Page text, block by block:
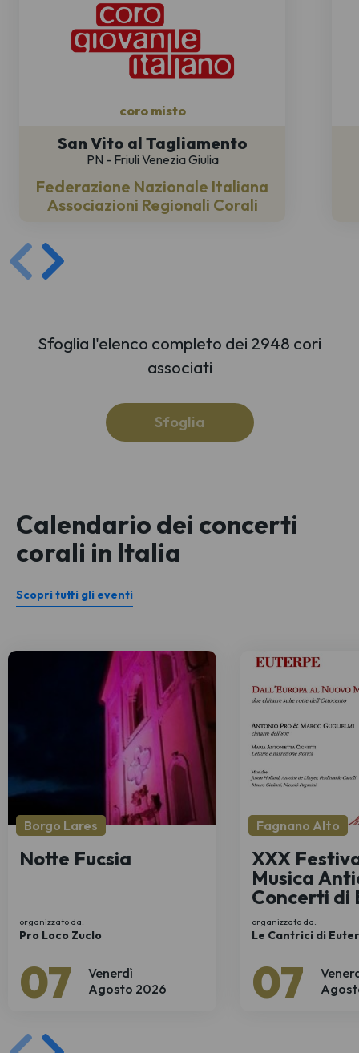
coro misto
San Vito al Tagliamento
PN - Friuli Venezia Giulia
Federazione Nazionale Italiana
Associazioni Regionali Corali
Sfoglia l'elenco completo dei 2948 cori
associati
Sfoglia
Calendario dei concerti
corali in Italia
Scopri tutti gli eventi
Venerdì
07 Agosto 2026
Borgo Lares
Notte Fucsia
organizzato da:
Pro Loco Zuclo
07
Fagnano Alto
XXX
Musica
Concerti di
- Antonio
Marco
organizzato da:
Le Cantrici di